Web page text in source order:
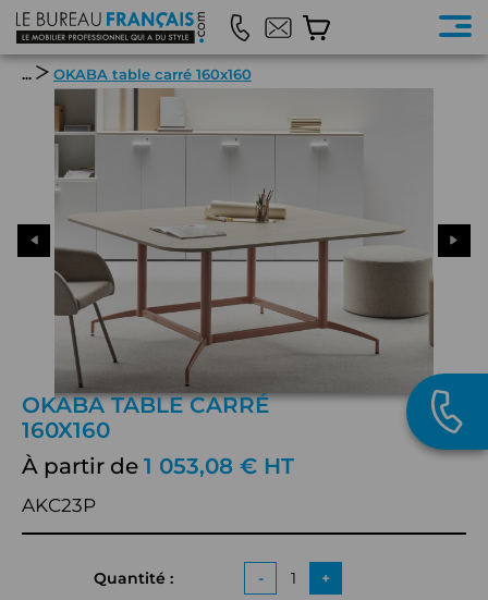
... OKABA table carré 160x160
OKABA TABLE CARRÉ
160X160
À partir de 1 053,08 € HT
AKC23P
Quantité : - +